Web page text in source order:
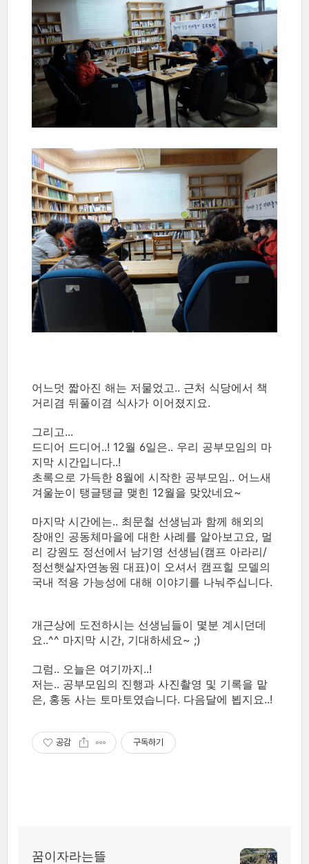
어느덧 짧아진 해는 저물었고.. 근처 식당에서 책
거리겸 뒤풀이겸 식사가 이어졌지요.
그리고...
드디어 드디어..! 12월 6일은.. 우리 공부모임의 마
지막 시간입니다..!
초록으로 가득한 8월에 시작한 공부모임.. 어느새
겨울눈이 탱글탱글 맺힌 12월을 맞았네요~
마지막 시간에는.. 최문철 선생님과 함께 해외의
장애인 공동체마을에 대한 사례를 알아보고요, 멀
리 강원도 정선에서 남기영 선생님(캠프 아라리/
정선햇살자연농원 대표)이 오셔서 캠프힐 모델의
국내 적용 가능성에 대해 이야기를 나눠주십니다.
개근상에 도전하시는 선생님들이 몇분 계시던데
요..^^ 마지막 시간, 기대하세요~ ;)
그럼.. 오늘은 여기까지..!
저는.. 공부모임의 진행과 사진촬영 및 기록을 맡
은, 홍동 사는 토마토였습니다. 다음달에 뵙지요..!
공감 구독하기
꿈이자라는뜰